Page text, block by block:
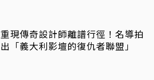
重現傳奇設計師離譜行徑！名導拍
出「義大利影壇的復仇者聯盟」